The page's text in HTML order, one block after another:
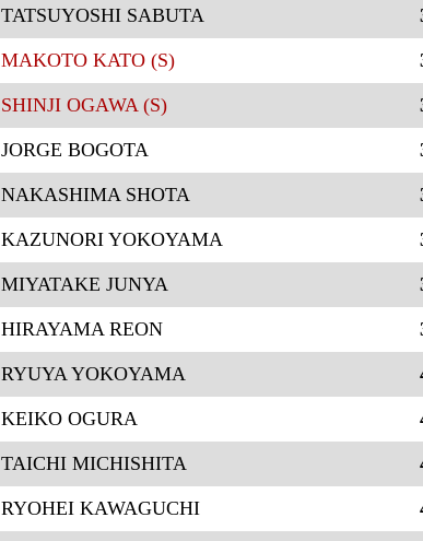
TATSUYOSHI SABUTA
MAKOTO KATO (S)
SHINJI OGAWA (S)
JORGE BOGOTA
NAKASHIMA SHOTA
KAZUNORI YOKOYAMA
MIYATAKE JUNYA
HIRAYAMA REON
RYUYA YOKOYAMA
KEIKO OGURA
TAICHI MICHISHITA
RYOHEI KAWAGUCHI